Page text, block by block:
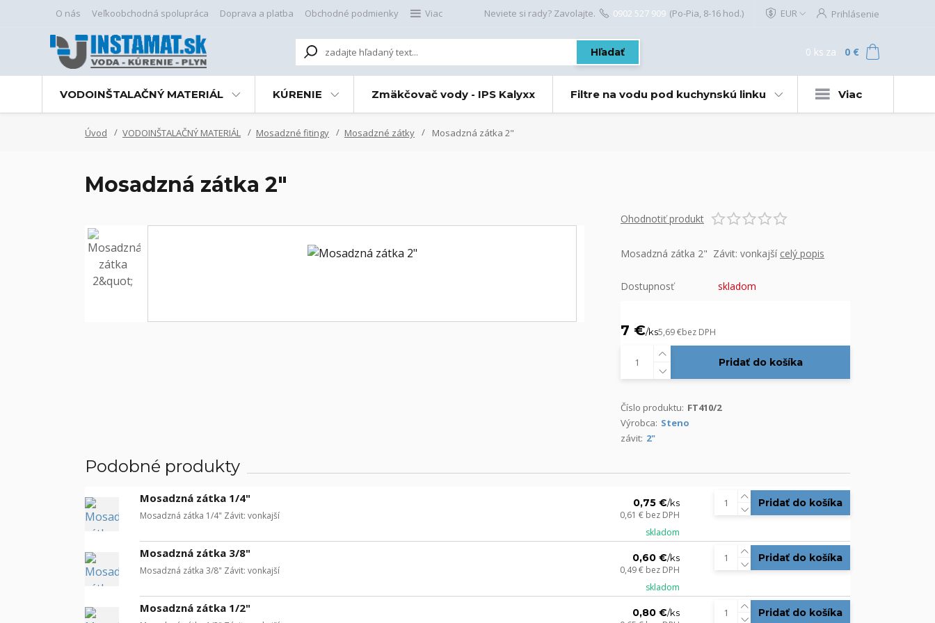
O nás Veľkoobchodná spolupráca Doprava a platba Obchodné podmienky Viac EUR Prihlásenie
Hľadať
Neviete si rady? Zavolajte. 0902 527 909 (Po-Pia, 8-16 hod.)
0 ks za 0 €
VODOINŠTALAČNÝ MATERIÁL KÚRENIE Zmäkčovač vody - IPS Kalyxx Filtre na vodu pod kuchynskú linku Viac
Úvod VODOINŠTALAČNÝ MATERIÁL Mosadzné fitingy Mosadzné zátky Mosadzná zátka 2"
Mosadzná zátka 2"
Ohodnotiť produkt
Mosadzná zátka 2" Závit: vonkajší celý popis
Dostupnosť skladom
7 €/ks5,69 €bez DPH
Pridať do košíka
Číslo produktu: FT410/2
Výrobca: Steno
závit: 2"
Podobné produkty
Mosadzná zátka 1/4"
Mosadzná zátka 1/4" Závit: vonkajší
0,75 €/ks
0,61 € bez DPH
skladom
Pridať do košíka
Mosadzná zátka 3/8"
Mosadzná zátka 3/8" Závit: vonkajší
0,60 €/ks
0,49 € bez DPH
skladom
Pridať do košíka
Mosadzná zátka 1/2" 0,80 €/ks Pridať do košíka